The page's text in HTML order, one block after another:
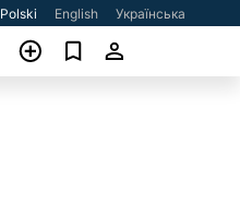
Polski English Українська